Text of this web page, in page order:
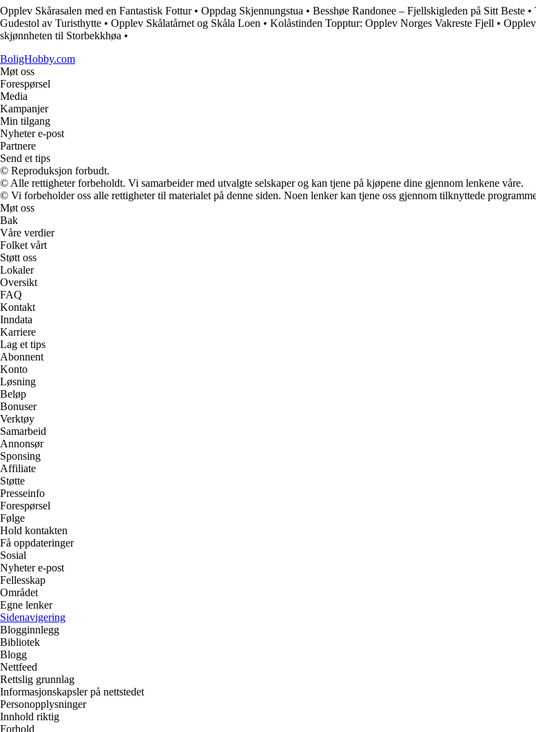
Opplev Skårasalen med en Fantastisk Fottur• Oppdag Skjennungstua • Besshøe Randonee – Fjellskigleden på Sitt Beste •
Gudestol av Turisthytte • Opplev Skålatårnet og Skåla Loen • Kolåstinden Topptur: Opplev Norges Vakreste Fjell •
skjønnheten til Storbekkhøa •
BoligHobby.com
Møt oss
Forespørsel
Media
Kampanjer
Min tilgang
Nyheter e-post
Partnere
Send et tips
© Reproduksjon forbudt.
© Alle rettigheter forbeholdt. Vi samarbeider med utvalgte selskaper og kan tjene på kjøpene dine gjennom lenkene våre.
© Vi forbeholder oss alle rettigheter til materialet på denne siden. Noen lenker kan tjene oss gjennom tilknyttede
Møt oss
Bak
Våre verdier
Folket vårt
Støtt oss
Lokaler
Oversikt
FAQ
Kontakt
Inndata
Karriere
Lag et tips
Abonnent
Konto
Løsning
Beløp
Bonuser
Verktøy
Samarbeid
Annonsør
Sponsing
Affiliate
Støtte
Presseinfo
Forespørsel
Følge
Hold kontakten
Få oppdateringer
Sosial
Nyheter e-post
Fellesskap
Området
Egne lenker
Sidenavigering
Blogginnlegg
Bibliotek
Blogg
Nettfeed
Rettslig grunnlag
Informasjonskapsler på nettstedet
Personopplysninger
Innhold riktig
Forhold